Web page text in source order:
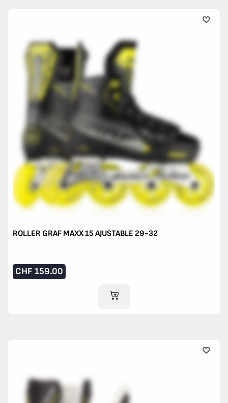
ROLLER GRAF MAXX 15 AJUSTABLE 29-32
CHF 159.00
AJOUTER AU PANIER